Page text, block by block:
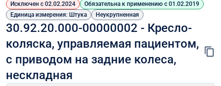
Исключен с 02.02.2024
Обязательна к применению с 01.02.2019
Единица измерения: Штука
Неукрупненная
30.92.20.000-00000002 - Кресло-
коляска, управляемая пациентом,
с приводом на задние колеса,
нескладная